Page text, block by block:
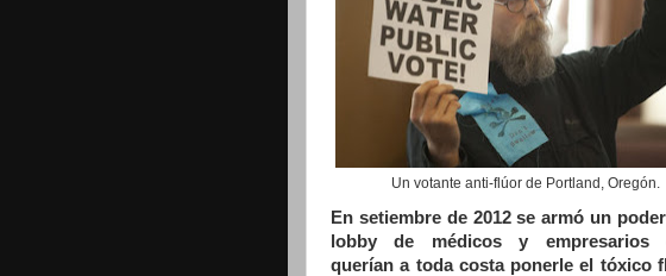
Un votante anti-flúor de Portland, Oregón.
En setiembre de 2012 se armó un
lobby de médicos y empresarios
querían a toda costa ponerle el tóxico